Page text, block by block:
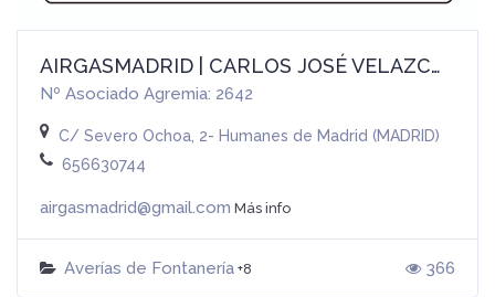
AIRGASMADRID | CARLOS JOSÉ VELAZCO ZUMARÁN
Nº Asociado Agremia: 2642
C/ Severo Ochoa, 2- Humanes de Madrid (MADRID)
656630744
airgasmadrid@gmail.com Más info
Averías de Fontanería +8 366